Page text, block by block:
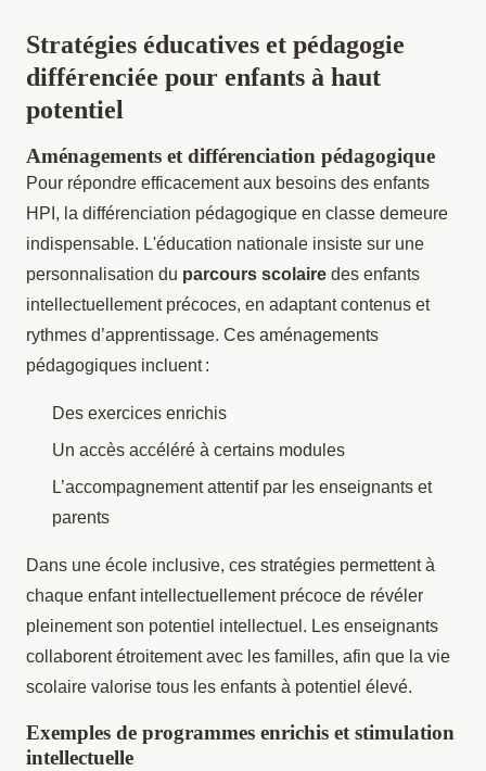
Stratégies éducatives et pédagogie
différenciée pour enfants à haut
potentiel
Aménagements et différenciation pédagogique
Pour répondre efficacement aux besoins des enfants
HPI, la différenciation pédagogique en classe demeure
indispensable. L'éducation nationale insiste sur une
personnalisation du parcours scolaire des enfants
intellectuellement précoces, en adaptant contenus et
rythmes d’apprentissage. Ces aménagements
pédagogiques incluent :
Des exercices enrichis
Un accès accéléré à certains modules
L’accompagnement attentif par les enseignants et
parents
Dans une école inclusive, ces stratégies permettent à
chaque enfant intellectuellement précoce de révéler
pleinement son potentiel intellectuel. Les enseignants
collaborent étroitement avec les familles, afin que la vie
scolaire valorise tous les enfants à potentiel élevé.
Exemples de programmes enrichis et stimulation
intellectuelle